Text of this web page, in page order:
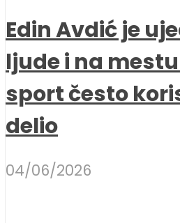
Edin Avdić je
ljude i na
sport često
delio
04/06/2026